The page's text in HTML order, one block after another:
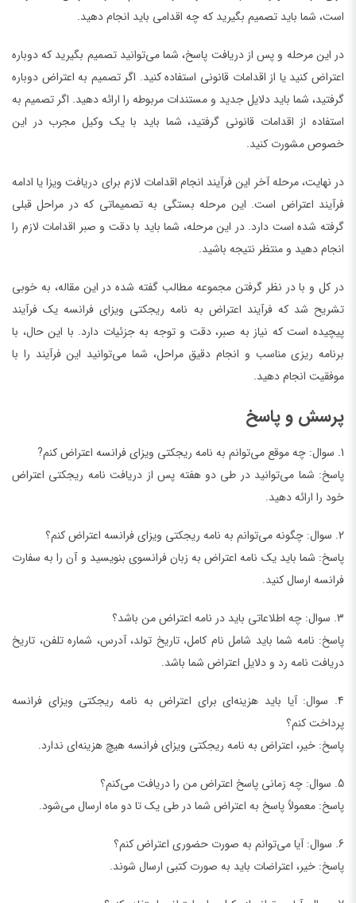
است، شما باید تصمیم بگیرید که چه اقدامی باید انجام دهید.
در این مرحله و پس از دریافت پاسخ، شما می‌توانید تصمیم بگیرید که دوباره
اعتراض کنید یا از اقدامات قانونی استفاده کنید. اگر تصمیم به اعتراض دوباره
گرفتید، شما باید دلایل جدید و مستندات مربوطه را ارائه دهید. اگر تصمیم به
استفاده از اقدامات قانونی گرفتید، شما باید با یک وکیل مجرب در این
خصوص مشورت کنید.
در نهایت، مرحله آخر این فرآیند انجام اقدامات لازم برای دریافت ویزا یا ادامه
فرآیند اعتراض است. این مرحله بستگی به تصمیماتی که در مراحل قبلی
گرفته شده است دارد. در این مرحله، شما باید با دقت و صبر اقدامات لازم را
انجام دهید و منتظر نتیجه باشید.
در کل و با در نظر گرفتن مجموعه مطالب گفته شده در این مقاله، به خوبی
تشریح شد که فرآیند اعتراض به نامه ریجکتی ویزای فرانسه یک فرآیند
پیچیده است که نیاز به صبر، دقت و توجه به جزئیات دارد. با این حال، با
برنامه ریزی مناسب و انجام دقیق مراحل، شما می‌توانید این فرآیند را با
موفقیت انجام دهید.
پرسش و پاسخ
1. سوال: چه موقع می‌توانم به نامه ریجکتی ویزای فرانسه اعتراض کنم?
پاسخ: شما می‌توانید در طی دو هفته پس از دریافت نامه ریجکتی اعتراض
خود را ارائه دهید.
2. سوال: چگونه می‌توانم به نامه ریجکتی ویزای فرانسه اعتراض کنم؟
پاسخ: شما باید یک نامه اعتراض به زبان فرانسوی بنویسید و آن را به سفارت
فرانسه ارسال کنید.
3. سوال: چه اطلاعاتی باید در نامه اعتراض من باشد؟
پاسخ: نامه شما باید شامل نام کامل، تاریخ تولد، آدرس، شماره تلفن، تاریخ
دریافت نامه رد و دلایل اعتراض شما باشد.
4. سوال: آیا باید هزینه‌ای برای اعتراض به نامه ریجکتی ویزای فرانسه
پرداخت کنم؟
پاسخ: خیر، اعتراض به نامه ریجکتی ویزای فرانسه هیچ هزینه‌ای ندارد.
5. سوال: چه زمانی پاسخ اعتراض من را دریافت می‌کنم؟
پاسخ: معمولاً پاسخ به اعتراض شما در طی یک تا دو ماه ارسال می‌شود.
6. سوال: آیا می‌توانم به صورت حضوری اعتراض کنم؟
پاسخ: خیر، اعتراضات باید به صورت کتبی ارسال شوند.